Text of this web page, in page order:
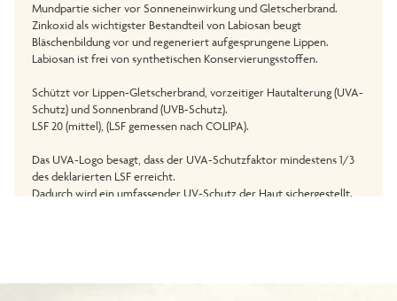
Mundpartie sicher vor Sonneneinwirkung und Gletscherbrand.
Zinkoxid als wichtigster Bestandteil von Labiosan beugt
Bläschenbildung vor und regeneriert aufgesprungene Lippen.
Labiosan ist frei von synthetischen Konservierungsstoffen.
Schützt vor Lippen-Gletscherbrand, vorzeitiger Hautalterung (UVA-
Schutz) und Sonnenbrand (UVB-Schutz).
LSF 20 (mittel), (LSF gemessen nach COLIPA).
Das UVA-Logo besagt, dass der UVA-Schutzfaktor mindestens 1/3
des deklarierten LSF erreicht.
Dadurch wird ein umfassender UV-Schutz der Haut sichergestellt.